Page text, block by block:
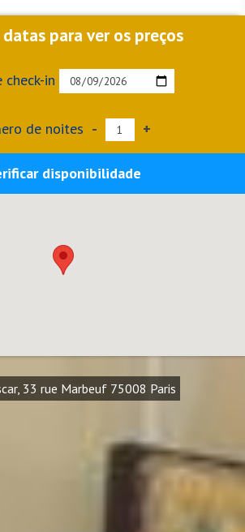
datas para ver os preços
check-in
de noites - +
disponibilidade
33 rue Marbeuf 75008 Paris